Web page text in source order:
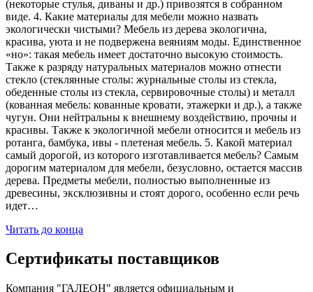
(некоторые стулья, диваны и др.) привозятся в собранном
виде. 4. Какие материалы для мебели можно назвать
экологически чистыми? Мебель из дерева экологична,
красива, уюта и не подвержена веяниям моды. Единственное
«но»: такая мебель имеет достаточно высокую стоимость.
Также к разряду натуральных материалов можно отнести
стекло (стеклянные столы: журнальные столы из стекла,
обеденные столы из стекла, сервировочные столы) и металл
(кованная мебель: кованные кровати, этажерки и др.), а также
чугун. Они нейтральны к внешнему воздействию, прочны и
красивы. Также к экологичной мебели относится и мебель из
ротанга, бамбука, ивы - плетеная мебель. 5. Какой материал
самый дорогой, из которого изготавливается мебель? Самым
дорогим материалом для мебели, безусловно, остается массив
дерева. Предметы мебели, полностью выполненные из
древесины, эксклюзивны и стоят дорого, особенно если речь
идет…
Читать до конца
Сертификаты поставщиков
Компания "ГАЛЕОН" является официальным и